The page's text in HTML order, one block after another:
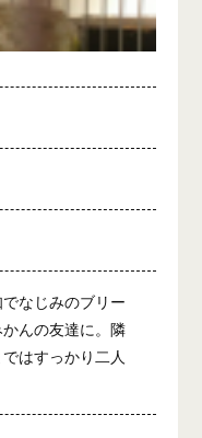
なじみのブリー
んの友達に。隣
はすっかり二人